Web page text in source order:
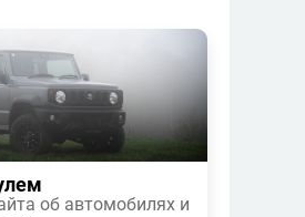
об автомобилях и